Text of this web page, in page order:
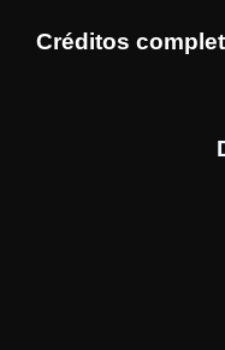
Créditos